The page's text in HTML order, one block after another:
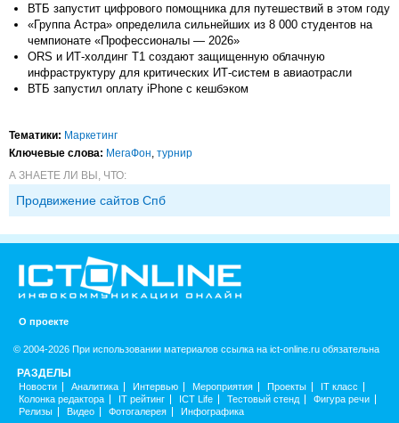
ВТБ запустит цифрового помощника для путешествий в этом году
«Группа Астра» определила сильнейших из 8 000 студентов на
чемпионате «Профессионалы — 2026»
ORS и ИТ-холдинг T1 создают защищенную облачную
инфраструктуру для критических ИТ-систем в авиаотрасли
ВТБ запустил оплату iPhone с кешбэком
Тематики: Маркетинг
Ключевые слова: МегаФон, турнир
А ЗНАЕТЕ ЛИ ВЫ, ЧТО:
Продвижение сайтов Спб
О проекте
© 2004-2026 При использовании материалов ссылка на ict-online.ru обязательна
РАЗДЕЛЫ
Новости Аналитика Интервью Мероприятия Проекты
IT класс
Колонка редактора
IT рейтинг ICT Life Тестовый стенд
Фигура речи
Релизы
Видео Фотогалерея Инфографика